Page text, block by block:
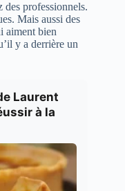
des professionnels.
Mais aussi des
aiment bien
y a derrière un
Laurent
à la